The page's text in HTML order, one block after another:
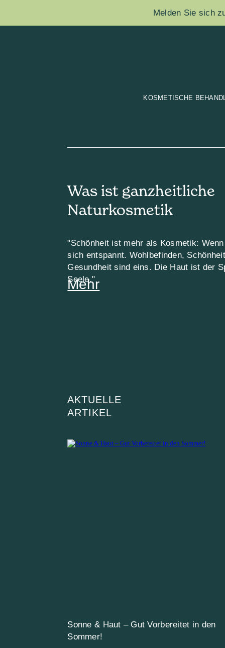
Melden Sie sich
KOSMETISCHE
Was ist ganzheitliche
Naturkosmetik
"Schönheit ist mehr als Kosmetik:
sich entspannt. Wohlbefinden,
Gesundheit sind eins. Die Haut ist der
Seele."
Mehr
AKTUELLE
ARTIKEL
Sonne & Haut – Gut Vorbereitet in den
Sommer!